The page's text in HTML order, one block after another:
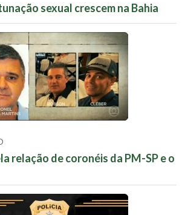
sexual crescem na Bahia
relação de coronéis da PM-SP e o